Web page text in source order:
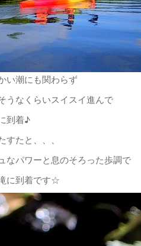
い潮にも関わらず
うなくらいスイスイ進んで
到着♪
すたと、、、
なパワーと息のそろった歩調で
に到着です☆